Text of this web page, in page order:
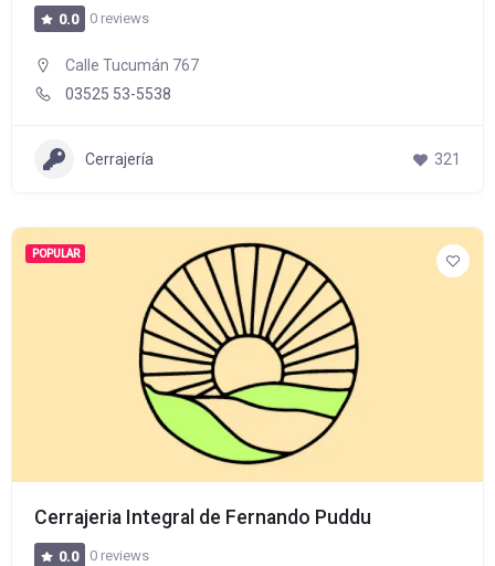
0.0 0 reviews
Calle Tucumán 767
03525 53-5538
Cerrajería 321
POPULAR
Cerrajeria Integral de Fernando Puddu
0.0 0 reviews